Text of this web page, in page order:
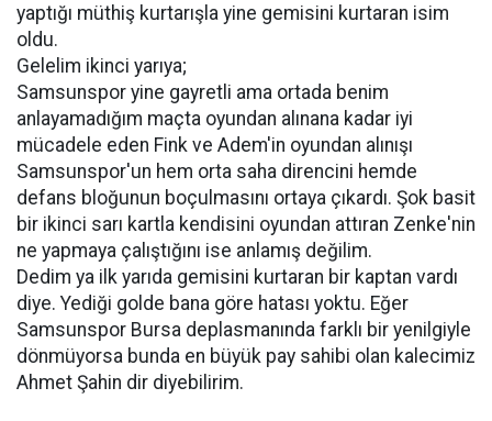
yaptığı müthiş kurtarışla yine gemisini kurtaran isim
oldu.
Gelelim ikinci yarıya;
Samsunspor yine gayretli ama ortada benim
anlayamadığım maçta oyundan alınana kadar iyi
mücadele eden Fink ve Adem'in oyundan alınışı
Samsunspor'un hem orta saha direncini hemde
defans bloğunun boçulmasını ortaya çıkardı. Şok basit
bir ikinci sarı kartla kendisini oyundan attıran Zenke'nin
ne yapmaya çalıştığını ise anlamış değilim.
Dedim ya ilk yarıda gemisini kurtaran bir kaptan vardı
diye. Yediği golde bana göre hatası yoktu. Eğer
Samsunspor Bursa deplasmanında farklı bir yenilgiyle
dönmüyorsa bunda en büyük pay sahibi olan kalecimiz
Ahmet Şahin dir diyebilirim.